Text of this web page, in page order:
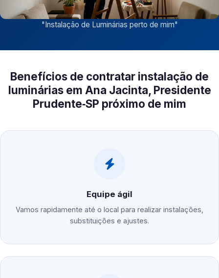
"Instalação de Luminárias perto de mim"
Benefícios de contratar instalação de
luminárias em Ana Jacinta, Presidente
Prudente‑SP próximo de mim
Equipe ágil
Vamos rapidamente até o local para realizar instalações,
substituições e ajustes.